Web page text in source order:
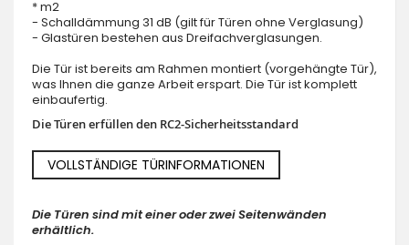
* m2
- Schalldämmung 31 dB (gilt für Türen ohne Verglasung)
- Glastüren bestehen aus Dreifachverglasungen.
Die Tür ist bereits am Rahmen montiert (vorgehängte Tür),
was Ihnen die ganze Arbeit erspart. Die Tür ist komplett
einbaufertig.
Die Türen erfüllen den RC2-Sicherheitsstandard
VOLLSTÄNDIGE TÜRINFORMATIONEN
Die Türen sind mit einer oder zwei Seitenwänden
erhältlich.